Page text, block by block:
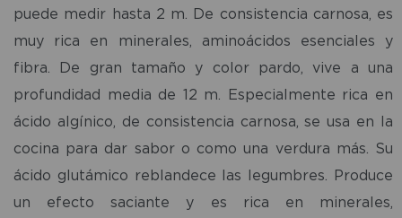
puede medir hasta 2 m. De consistencia carnosa, es
muy rica en minerales, aminoácidos esenciales y
fibra. De gran tamaño y color pardo, vive a una
profundidad media de 12 m. Especialmente rica en
ácido algínico, de consistencia carnosa, se usa en la
cocina para dar sabor o como una verdura más. Su
ácido glutámico reblandece las legumbres. Produce
un efecto saciante y es rica en minerales,